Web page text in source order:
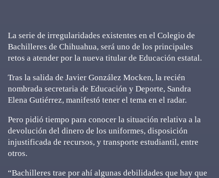
La serie de irregularidades existentes en el Colegio de
Bachilleres de Chihuahua, será uno de los principales
retos a atender por la nueva titular de Educación estatal.
Tras la salida de Javier González Mocken, la recién
nombrada secretaria de Educación y Deporte, Sandra
Elena Gutiérrez, manifestó tener el tema en el radar.
Pero pidió tiempo para conocer la situación relativa a la
devolución del dinero de los uniformes, disposición
injustificada de recursos, y transporte estudiantil, entre
otros.
“Bachilleres trae por ahí algunas debilidades que hay que